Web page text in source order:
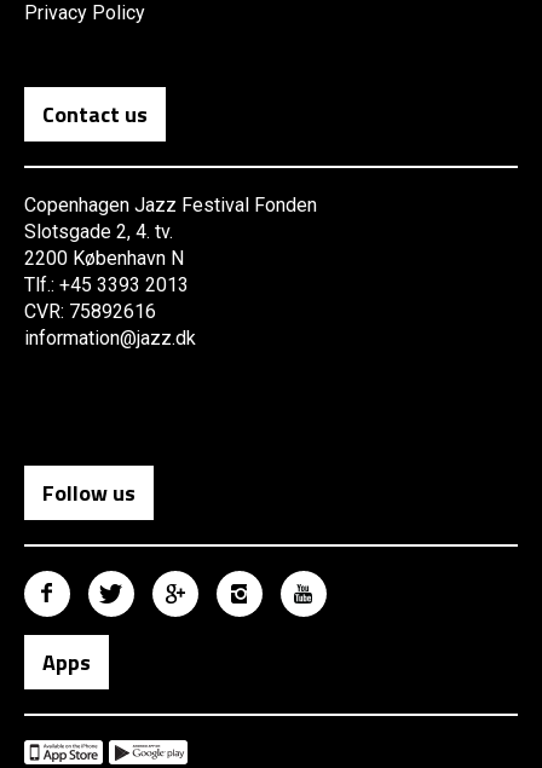
Privacy Policy
Contact us
Copenhagen Jazz Festival Fonden
Slotsgade 2, 4. tv.
2200 København N
Tlf.: +45 3393 2013
CVR: 75892616
information@jazz.dk
Follow us
Apps